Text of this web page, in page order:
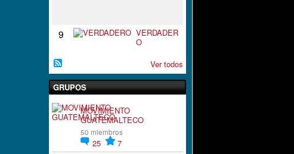
9
VERDADER
O
Ver todos
GRUPOS
MOVIMIENTO
GUATEMALTECO
50 miembros
25
7